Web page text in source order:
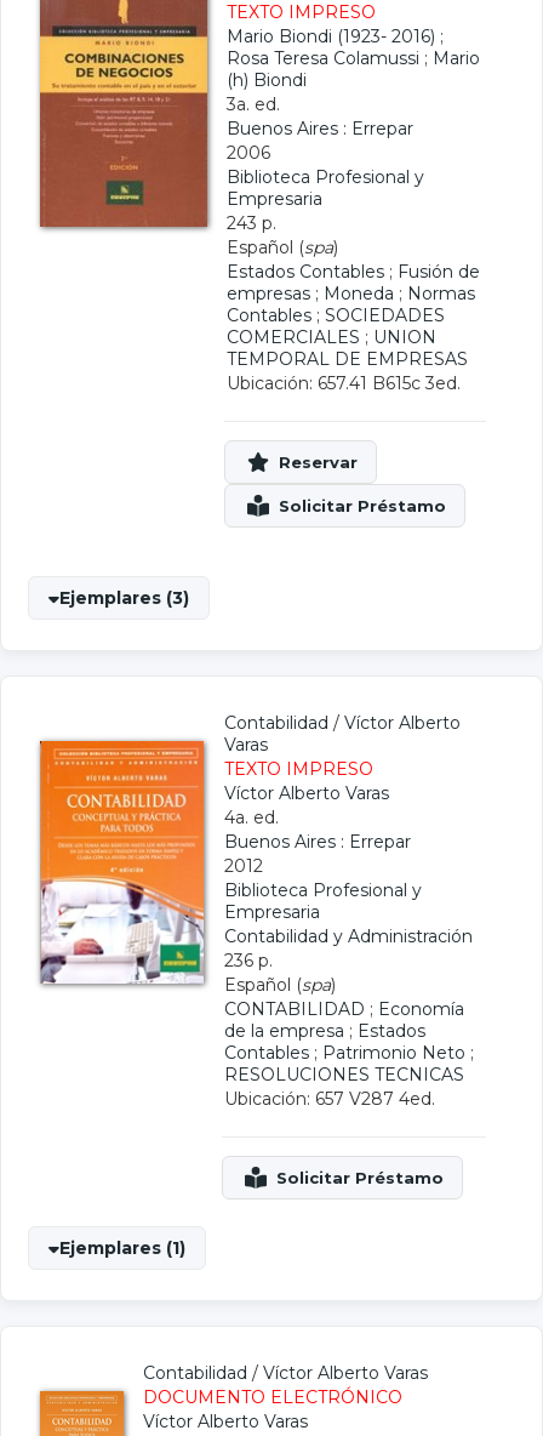
TEXTO IMPRESO
Mario Biondi (1923- 2016) ;
Rosa Teresa Colamussi ; Mario
(h) Biondi
3a. ed.
Buenos Aires : Errepar
2006
Biblioteca Profesional y
Empresaria
243 p.
Español (spa)
Estados Contables ; Fusión de
empresas ; Moneda ; Normas
Contables ; SOCIEDADES
COMERCIALES ; UNION
TEMPORAL DE EMPRESAS
Ubicación: 657.41 B615c 3ed.
Ejemplares (3)
Contabilidad / Víctor Alberto
Varas
TEXTO IMPRESO
Víctor Alberto Varas
4a. ed.
Buenos Aires : Errepar
2012
Biblioteca Profesional y
Empresaria
Contabilidad y Administración
236 p.
Español (spa)
CONTABILIDAD ; Economía
de la empresa ; Estados
Contables ; Patrimonio Neto ;
RESOLUCIONES TECNICAS
Ubicación: 657 V287 4ed.
Ejemplares (1)
Contabilidad / Víctor Alberto Varas
DOCUMENTO ELECTRÓNICO
Víctor Alberto Varas